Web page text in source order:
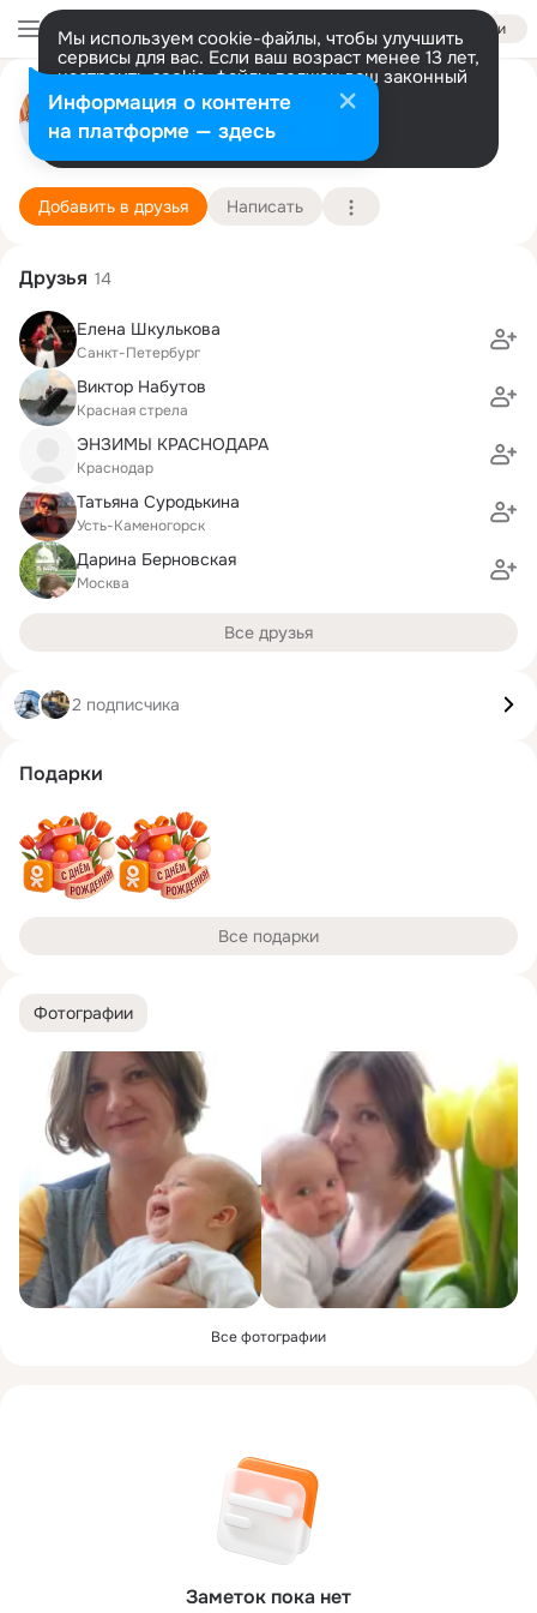
Войти
Мы используем cookie-файлы, чтобы улучшить
сервисы для вас. Если ваш возраст менее 13 лет,
настроить cookie-файлы должен ваш законный
представитель. Больше информации
Разрешить все Настроить
Светлана Литвинова (Козлова)
Москва
9 июня (49 лет)
Факультет социологии
Подробнее
Добавить в друзья Написать
Фотографии
Все фотографии
Заметок пока нет
Друзья 14
Елена Шкулькова
Санкт-Петербург
Виктор Набутов
Красная cтрела
ЭНЗИМЫ КРАСНОДАРА
Краснодар
Татьяна Суродькина
Усть-Каменогорск
Дарина Берновская
Москва
Все друзья
2 подписчика
Подарки
Все подарки
Информация о контенте
на платформе — здесь